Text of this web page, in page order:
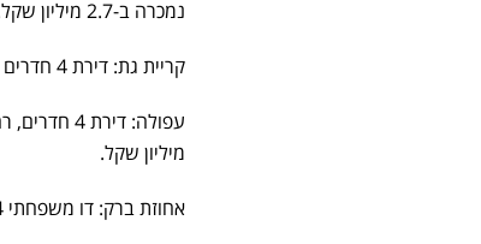
נמכרה ב-2.7 מיליון שקל.
קריית גת: דירת 4 חדרים רחוב מלכי ישראל, כ-80 מ''ר, קומה 4 מתוך 5, מעלית, נמכרה ב-1.38 מיליון שקל.
מיליון שקל.
אחוזת ברק: דו משפחתי 4 חדרים, רחוב לילך, 108 מ''ר, 152 מ''ר גינה, חניה, נמכר ב-2.475 מיליון שקל.